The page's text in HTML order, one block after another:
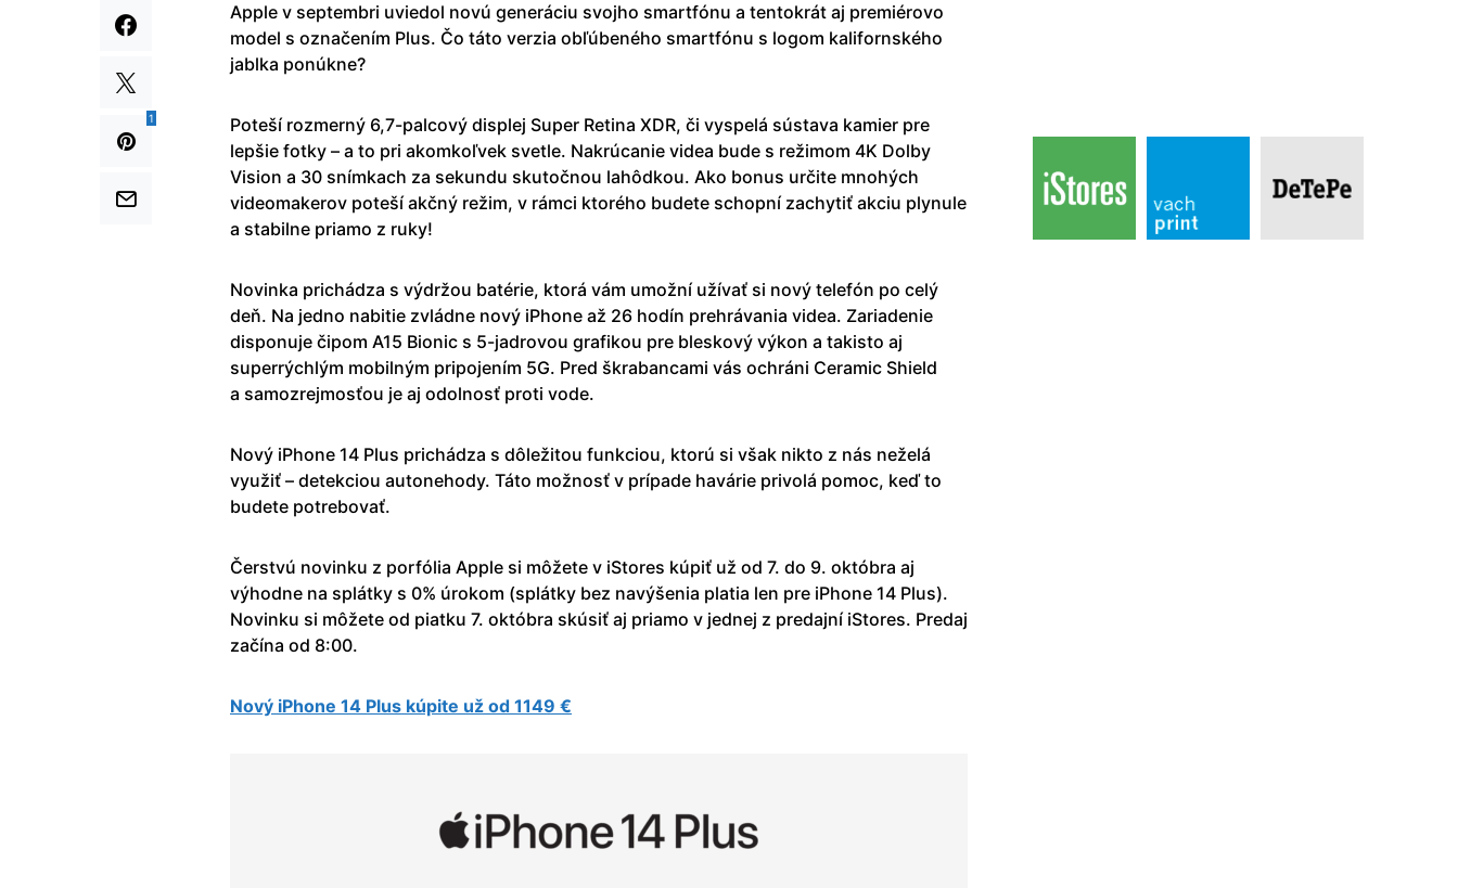
1
Apple v septembri uviedol novú generáciu svojho smartfónu a tentokrát aj premiérovo
model s označením Plus. Čo táto verzia obľúbeného smartfónu s logom kalifornského
jablka ponúkne?
Poteší rozmerný 6,7-palcový displej Super Retina XDR, či vyspelá sústava kamier pre
lepšie fotky – a to pri akomkoľvek svetle. Nakrúcanie videa bude s režimom 4K Dolby
Vision a 30 snímkach za sekundu skutočnou lahôdkou. Ako bonus určite mnohých
videomakerov poteší akčný režim, v rámci ktorého budete schopní zachytiť akciu plynule
a stabilne priamo z ruky!
Novinka prichádza s výdržou batérie, ktorá vám umožní užívať si nový telefón po celý
deň. Na jedno nabitie zvládne nový iPhone až 26 hodín prehrávania videa. Zariadenie
disponuje čipom A15 Bionic s 5-jadrovou grafikou pre bleskový výkon a takisto aj
superrýchlým mobilným pripojením 5G. Pred škrabancami vás ochráni Ceramic Shield
a samozrejmosťou je aj odolnosť proti vode.
Nový iPhone 14 Plus prichádza s dôležitou funkciou, ktorú si však nikto z nás neželá
využiť – detekciou autonehody. Táto možnosť v prípade havárie privolá pomoc, keď to
budete potrebovať.
Čerstvú novinku z porfólia Apple si môžete v iStores kúpiť už od 7. do 9. októbra aj
výhodne na splátky s 0% úrokom (splátky bez navýšenia platia len pre iPhone 14 Plus).
Novinku si môžete od piatku 7. októbra skúsiť aj priamo v jednej z predajní iStores. Predaj
začína od 8:00.
Nový iPhone 14 Plus kúpite už od 1149 €